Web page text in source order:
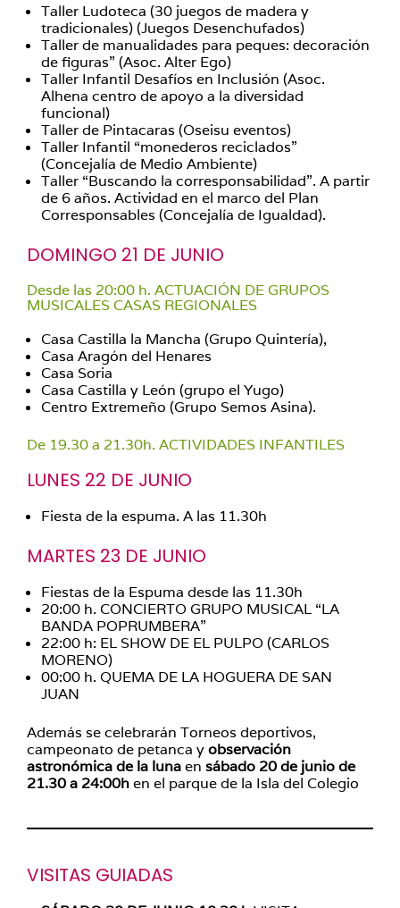
Taller Ludoteca (30 juegos de madera y
tradicionales) (Juegos Desenchufados)
Taller de manualidades para peques: decoración
de figuras” (Asoc. Alter Ego)
Taller Infantil Desafíos en Inclusión (Asoc.
Alhena centro de apoyo a la diversidad
funcional)
Taller de Pintacaras (Oseisu eventos)
Taller Infantil “monederos reciclados”
(Concejalía de Medio Ambiente)
Taller “Buscando la corresponsabilidad”. A partir
de 6 años. Actividad en el marco del Plan
Corresponsables (Concejalía de Igualdad).
DOMINGO 21 DE JUNIO
Desde las 20:00 h. ACTUACIÓN DE GRUPOS
MUSICALES CASAS REGIONALES
Casa Castilla la Mancha (Grupo Quintería),
Casa Aragón del Henares
Casa Soria
Casa Castilla y León (grupo el Yugo)
Centro Extremeño (Grupo Semos Asina).
De 19.30 a 21.30h. ACTIVIDADES INFANTILES
LUNES 22 DE JUNIO
Fiesta de la espuma. A las 11.30h
MARTES 23 DE JUNIO
Fiestas de la Espuma desde las 11.30h
20:00 h. CONCIERTO GRUPO MUSICAL “LA
BANDA POPRUMBERA”
22:00 h: EL SHOW DE EL PULPO (CARLOS
MORENO)
00:00 h. QUEMA DE LA HOGUERA DE SAN
JUAN
Además se celebrarán Torneos deportivos,
campeonato de petanca yobservación
astronómica de la lunaen sábado 20 de junio de
21.30 a 24:00hen el parque de la Isla del Colegio
VISITAS GUIADAS